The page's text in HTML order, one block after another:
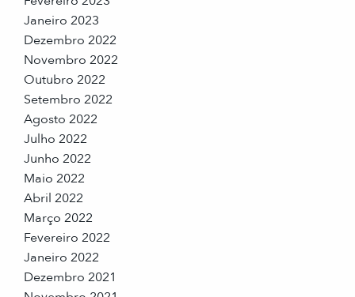
Janeiro 2023
Dezembro 2022
Novembro 2022
Outubro 2022
Setembro 2022
Agosto 2022
Julho 2022
Junho 2022
Maio 2022
Abril 2022
Março 2022
Fevereiro 2022
Janeiro 2022
Dezembro 2021